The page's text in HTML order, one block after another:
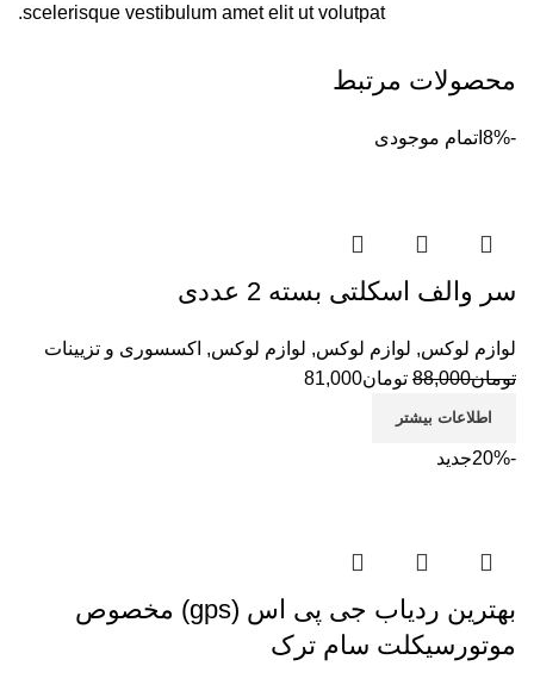
scelerisque vestibulum amet elit ut volutpat.
محصولات مرتبط
-8% اتمام موجودی
سر والف اسکلتی بسته 2 عددی
لوازم لوکس, لوازم لوکس, لوازم لوکس, اکسسوری و تزیینات
تومان88,000 تومان81,000
اطلاعات بیشتر
-20% جدید
بهترین ردیاب جی پی اس (gps) مخصوص
موتورسیکلت سام ترک